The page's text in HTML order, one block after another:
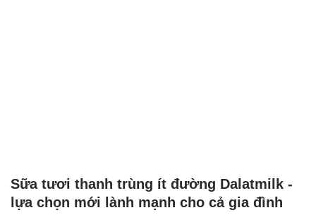
Sữa tươi thanh trùng ít đường Dalatmilk -
lựa chọn mới lành mạnh cho cả gia đình